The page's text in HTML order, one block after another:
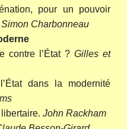
pour un pouvoir
Simon Charbonneau
contre l’État ? Gilles et
dans la modernité
John Rackham